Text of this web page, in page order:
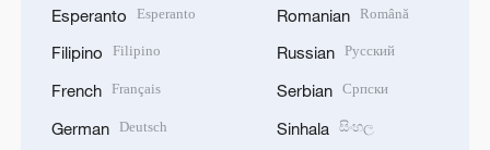
Esperanto Esperanto
Filipino Filipino
French Français
German Deutsch
Romanian Română
Russian Русский
Serbian Српски
Sinhala සිංහල